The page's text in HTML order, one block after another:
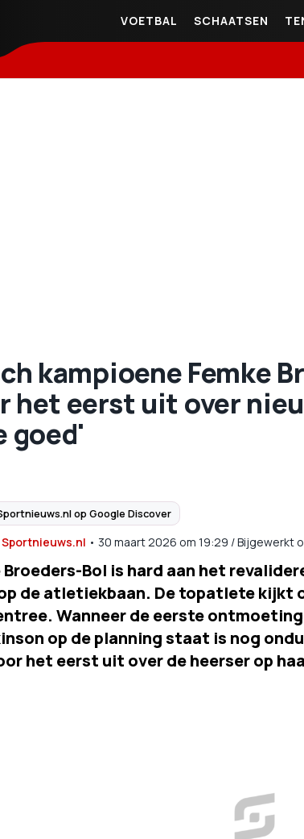
VOETBAL SCHAATSEN
kampioene Femke
het eerst uit over
goed'
op Google Discover
• 30 maart 2026 om 19:29 /Bijgewerkt
Broeders-Bol is hard aan het
de atletiekbaan. De topatlete kijkt
Wanneer de eerste
op de planning staat is nog
het eerst uit over de heerser op